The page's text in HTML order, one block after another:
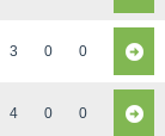
3 0 0
4 0 0